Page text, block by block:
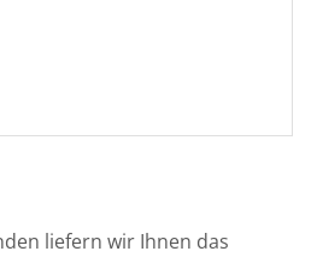
liefern wir Ihnen das